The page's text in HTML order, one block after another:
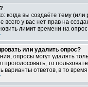
когда вы создаёте тему
всего у вас нет прав на
лимит времени на
или удалить опрос?
опросы могут удалять
проголосовать, то
варианты ответов, в то